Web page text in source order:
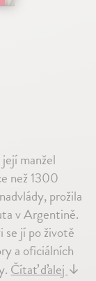
manžel
než 1300
prožila
v Argentině.
se jí po životě
a oficiálních
Čítať ďalej↓